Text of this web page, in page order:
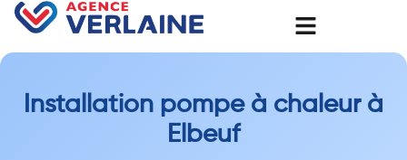
Installation pompe à chaleur à
Elbeuf